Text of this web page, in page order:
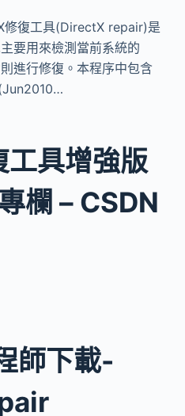
修復工具(DirectX repair)是
要用來檢測當前系統的
進行修復。本程序中包含
具增強版
欄 – CSDN
師下載-